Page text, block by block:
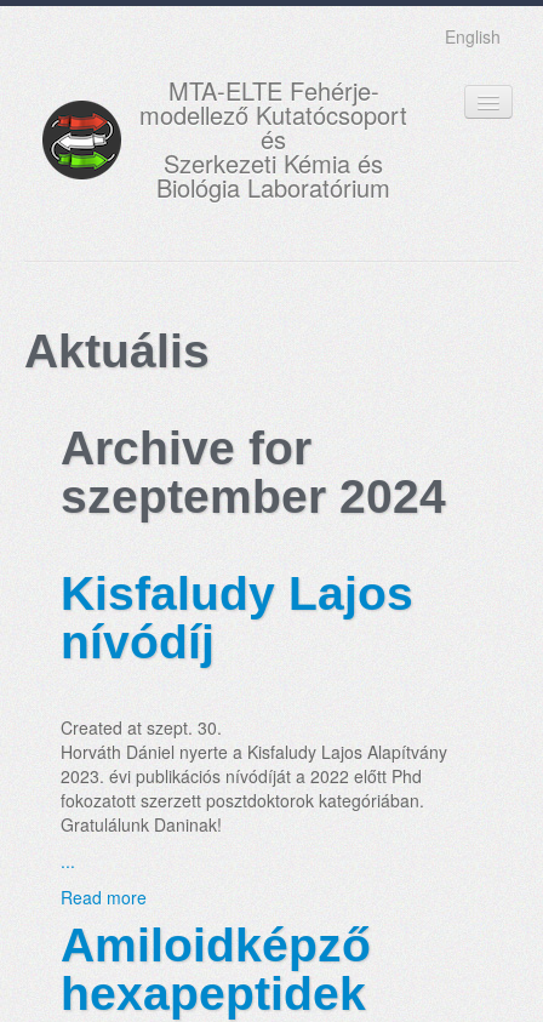
English
MTA-ELTE Fehérje-
modellező Kutatócsoport
és
Szerkezeti Kémia és
Biológia Laboratórium
OKTATÁS
AKTUÁLIS
GALÉRIA
Aktuális
Archive for
szeptember 2024
Kisfaludy Lajos
nívódíj
Created at szept. 30.
Horváth Dániel nyerte a Kisfaludy Lajos Alapítvány
2023. évi publikációs nívódíját a 2022 előtt Phd
fokozatott szerzett posztdoktorok kategóriában.
Gratulálunk Daninak!
...
Read more
Amiloidképző
hexapeptidek